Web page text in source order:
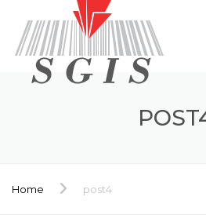
Home post4